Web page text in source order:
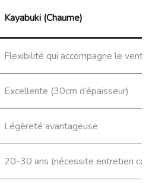
Kayabuki (Chaume)
Flexibilité qui accompagne le vent
Excellente (30cm d’épaisseur)
Légèreté avantageuse
20-30 ans (nécessite entretien